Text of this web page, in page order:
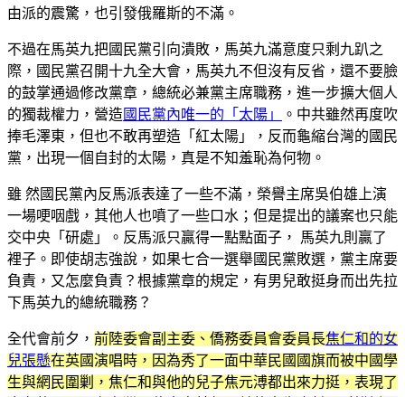
由派的震驚，也引發俄羅斯的不滿。
不過在馬英九把國民黨引向潰敗，馬英九滿意度只剩九趴之
際，國民黨召開十九全大會，馬英九不但沒有反省，還不要臉
的鼓掌通過修改黨章，總統必兼黨主席職務，進一步擴大個人
的獨裁權力，營造 國民黨內唯一的「太陽」
。中共雖然再度吹
捧毛澤東，但也不敢再塑造「紅太陽」，反而龜縮台灣的國民
黨，出現一個自封的太陽，真是不知羞恥為何物。
雖 然國民黨內反馬派表達了一些不滿，榮譽主席吳伯雄上演
一場哽咽戲，其他人也噴了一些口水；但是提出的議案也只能
交中央「研處」。反馬派只贏得一點點面子， 馬英九則贏了
裡子。即使胡志強說，如果七合一選舉國民黨敗選，黨主席要
負責，又怎麼負責？根據黨章的規定，有男兒敢挺身而出先拉
下馬英九的總統職務？
全代會前夕， 前陸委會副主委、僑務委員會委員長焦仁和的女
兒張懸在英國演唱時，因為秀了一面中華民國國旗而被中國學
生與網民圍剿，焦仁和與他的兒子焦元溥都出來力挺，表現了